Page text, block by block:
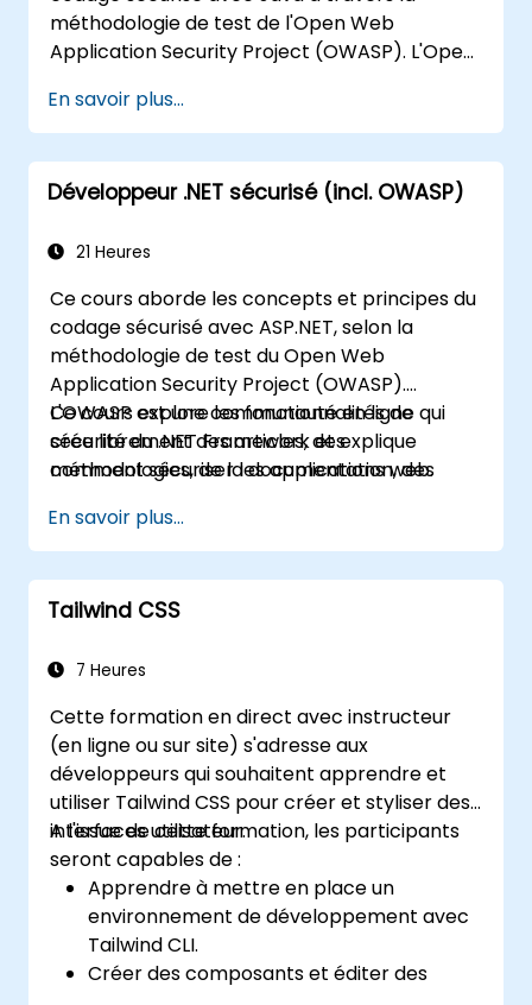
configurations
méthodologie de test de l'Open Web
Application Security Project (OWASP). L'Open
communauté en ligne qui crée des articles,
méthodologies, documentations, outils et
technologies librement disponibles dans le
domaine de la sécurité des applications web.
En savoir plus...
Développeur .NET sécurisé (incl. OWASP)
21 Heures
Ce cours aborde les concepts et principes du
codage sécurisé avec ASP.NET, selon la
méthodologie de test du Open Web
Application Security Project (OWASP).
L'OWASP est une communauté en ligne qui
crée librement des articles, des
méthodologies, de la documentation, des
la sécurité des applications web.
Ce cours explore les fonctionnalités de
sécurité du .NET Framework et explique
comment sécuriser les applications web.
En savoir plus...
Tailwind CSS
7 Heures
Cette formation en direct avec instructeur
(en ligne ou sur site) s'adresse aux
développeurs qui souhaitent apprendre et
utiliser Tailwind CSS pour créer et styliser des
interfaces utilisateur.
A l'issue de cette formation, les participants
seront capables de :
Apprendre à mettre en place un
environnement de développement avec
Tailwind CLI.
Créer des composants et éditer des